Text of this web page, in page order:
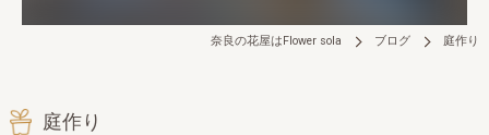
奈良の花屋はFlower sola ブログ 庭作り
庭作り